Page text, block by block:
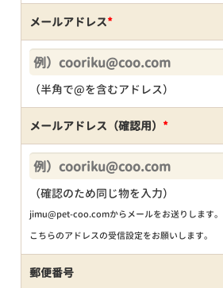
メールアドレス*
（半角で@を含むアドレス）
メールアドレス（確認用） *
（確認のため同じ物を入力）
jimu@pet-coo.comからメールをお送りします。
こちらのアドレスの受信設定をお願いします。
郵便番号